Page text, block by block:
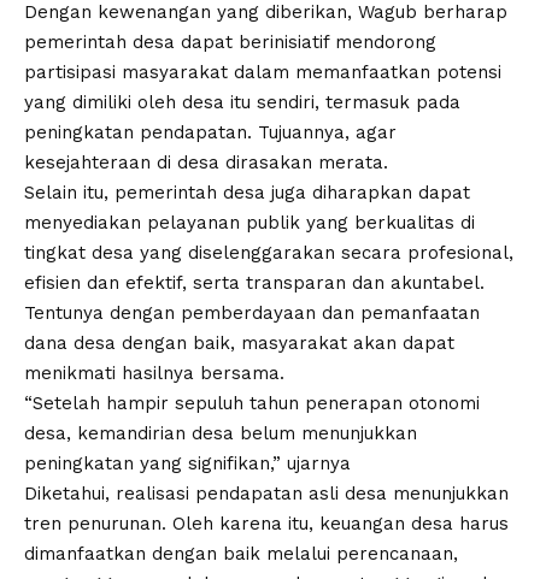
Dengan kewenangan yang diberikan, Wagub berharap
pemerintah desa dapat berinisiatif mendorong
partisipasi masyarakat dalam memanfaatkan potensi
yang dimiliki oleh desa itu sendiri, termasuk pada
peningkatan pendapatan. Tujuannya, agar
kesejahteraan di desa dirasakan merata.
Selain itu, pemerintah desa juga diharapkan dapat
menyediakan pelayanan publik yang berkualitas di
tingkat desa yang diselenggarakan secara profesional,
efisien dan efektif, serta transparan dan akuntabel.
Tentunya dengan pemberdayaan dan pemanfaatan
dana desa dengan baik, masyarakat akan dapat
menikmati hasilnya bersama.
“Setelah hampir sepuluh tahun penerapan otonomi
desa, kemandirian desa belum menunjukkan
peningkatan yang signifikan,” ujarnya
Diketahui, realisasi pendapatan asli desa menunjukkan
tren penurunan. Oleh karena itu, keuangan desa harus
dimanfaatkan dengan baik melalui perencanaan,